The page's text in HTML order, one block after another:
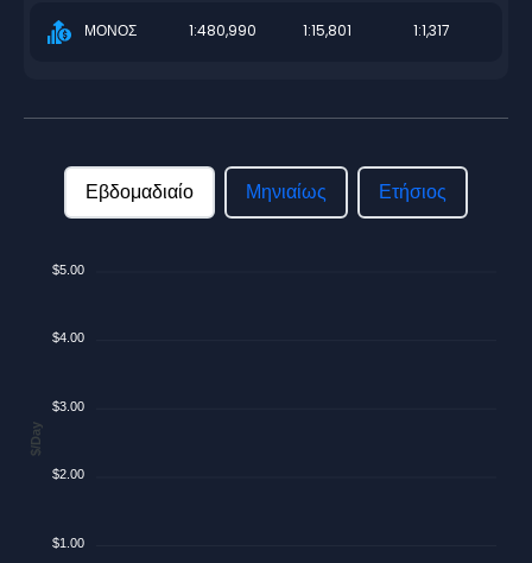
ΜΟΝΟΣ 1:480,990 1:15,801 1:1,317
Εβδομαδιαίο Μηνιαίως Ετήσιος
$5.00
$4.00
$3.00
$2.00
$1.00
$/Day